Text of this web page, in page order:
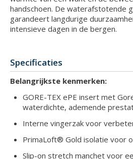
handschoen. De waterafstotende
garandeert langdurige
intensieve dagen in de bergen.
Specificaties
Belangrijkste kenmerken:
GORE-TEX ePE insert met
waterdichte, ademende
Interne vingerzak voor
PrimaLoft® Gold isolatie voor
Slip-on stretch manchet voor